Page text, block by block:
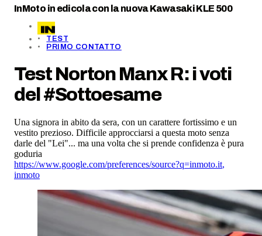
InMoto in edicola con la nuova Kawasaki KLE 500
TEST
PRIMO CONTATTO
Test Norton Manx R: i voti
del #Sottoesame
Una signora in abito da sera, con un carattere fortissimo e un
vestito prezioso. Difficile approcciarsi a questa moto senza
darle del "Lei"... ma una volta che si prende confidenza è pura
goduria
https://www.google.com/preferences/source?q=inmoto.it,
inmoto